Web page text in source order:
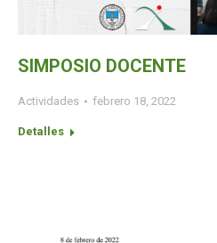
SIMPOSIO DOCENTE
Actividades febrero 18, 2022
Detalles